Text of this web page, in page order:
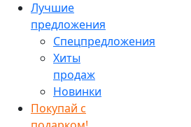
Лучшие
предложения
Спецпредложения
Хиты
продаж
Новинки
Покупай с